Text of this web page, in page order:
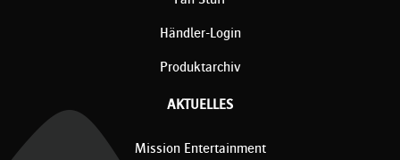
Händler-Login
Produktarchiv
AKTUELLES
Mission Entertainment